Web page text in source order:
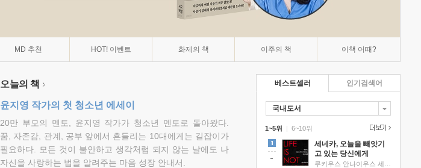
MD 추천 HOT! 이벤트 화제의 책 이주의 책 이책 어때?
오늘의 책
윤지영 작가의 첫 청소년 에세이
20만 부모의 멘토, 윤지영 작가가 청소년 멘토로 돌아왔다.
꿈, 자존감, 관계, 공부 앞에서 흔들리는 10대에게는 길잡이가
필요하다. 모든 것이 불안하고 생각처럼 되지 않는 날에도 나
자신을 사랑하는 법을 알려주는 마음 성장 안내서.
베스트셀러
국내도서
1~5위 |
세네카, 오늘을 빼앗기
고 있는 당신에게
6~10위
인기검색어